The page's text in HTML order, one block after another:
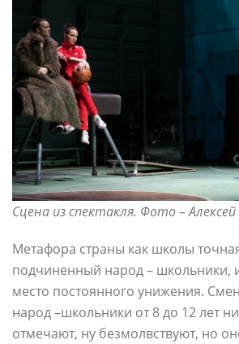
Сцена из спектакля. Фото –
Метафора страны как школы
подчиненный народ – школьники,
место постоянного унижения.
народ –школьники от 8 до 12 лет
отмечают, ну безмолвствуют, но